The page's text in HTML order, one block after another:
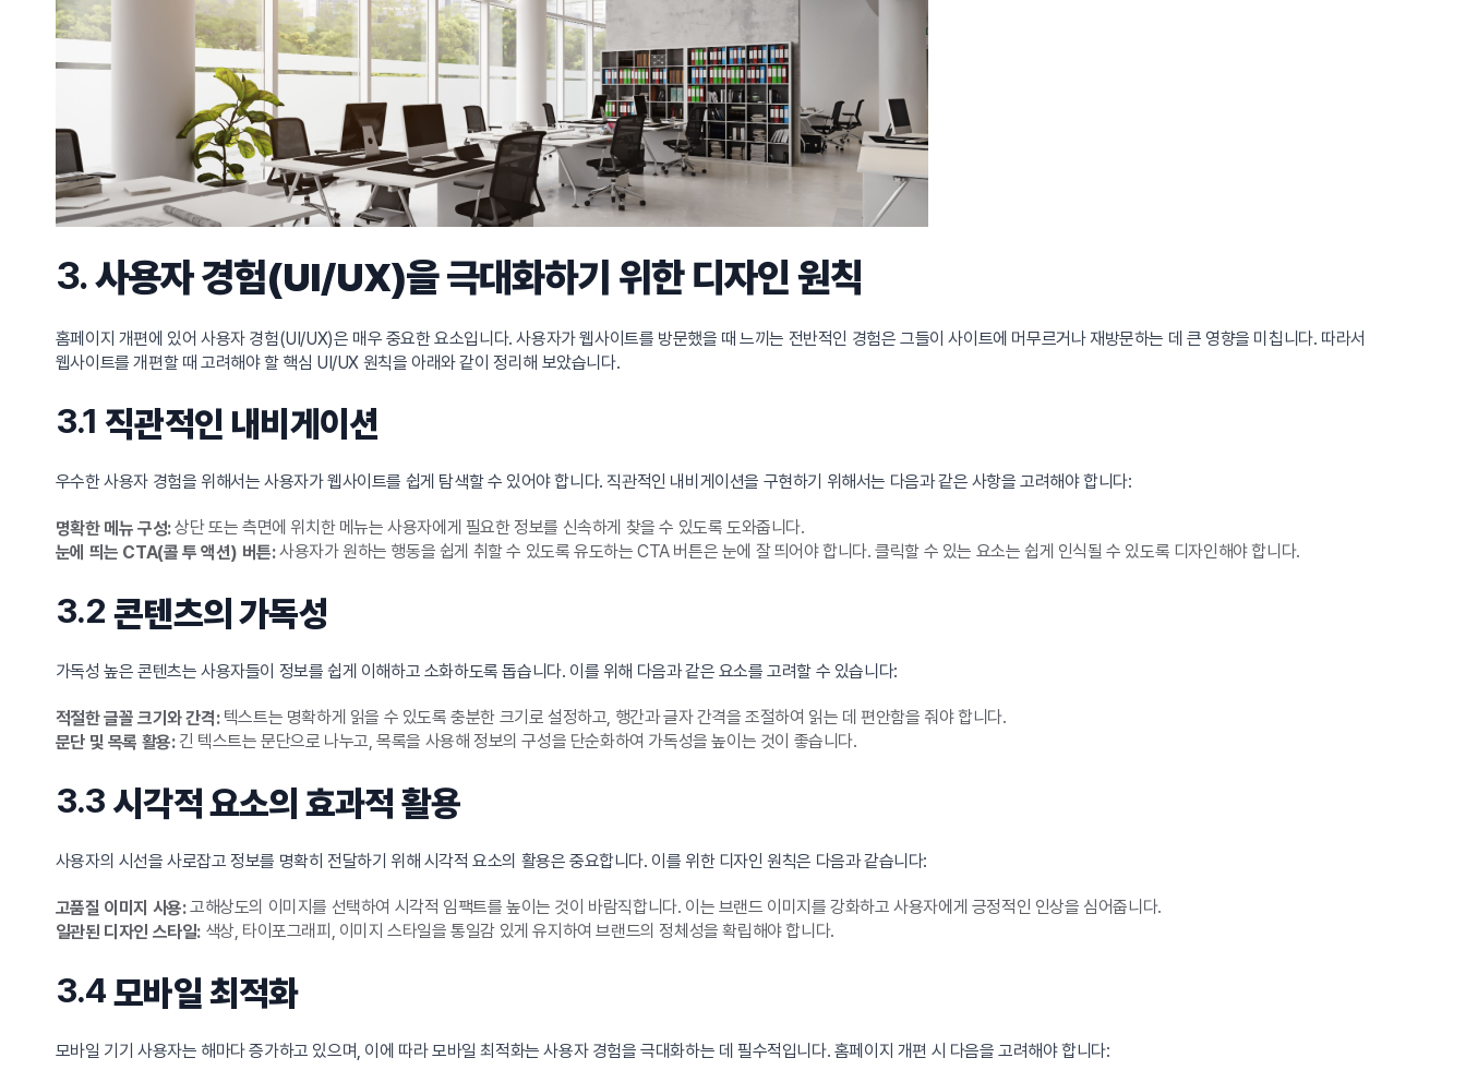
3.사용자 경험(UI/UX)을 극대화하기 위한 디자인 원칙
홈페이지 개편에 있어 사용자 경험(UI/UX)은 매우 중요한 요소입니다. 사용자가 웹사이트를 방문했을 때 느끼는 전반적인 경험은 그들이 사이트에 머무르거나 재방문하는 데 큰 영향을 미칩니다. 따라서
웹사이트를 개편할 때 고려해야 할 핵심 UI/UX 원칙을 아래와 같이 정리해 보았습니다.
3.1 직관적인 내비게이션
우수한 사용자 경험을 위해서는 사용자가 웹사이트를 쉽게 탐색할 수 있어야 합니다. 직관적인 내비게이션을 구현하기 위해서는 다음과 같은 사항을 고려해야 합니다:
명확한 메뉴 구성:상단 또는 측면에 위치한 메뉴는 사용자에게 필요한 정보를 신속하게 찾을 수 있도록 도와줍니다.
눈에 띄는 CTA(콜 투 액션) 버튼:사용자가 원하는 행동을 쉽게 취할 수 있도록 유도하는 CTA 버튼은 눈에 잘 띄어야 합니다. 클릭할 수 있는 요소는 쉽게 인식될 수 있도록 디자인해야 합니다.
3.2콘텐츠의 가독성
가독성 높은 콘텐츠는 사용자들이 정보를 쉽게 이해하고 소화하도록 돕습니다. 이를 위해 다음과 같은 요소를 고려할 수 있습니다:
적절한 글꼴 크기와 간격:텍스트는 명확하게 읽을 수 있도록 충분한 크기로 설정하고, 행간과 글자 간격을 조절하여 읽는 데 편안함을 줘야 합니다.
문단 및 목록 활용:긴 텍스트는 문단으로 나누고, 목록을 사용해 정보의 구성을 단순화하여 가독성을 높이는 것이 좋습니다.
3.3시각적 요소의 효과적 활용
사용자의 시선을 사로잡고 정보를 명확히 전달하기 위해 시각적 요소의 활용은 중요합니다. 이를 위한 디자인 원칙은 다음과 같습니다:
고품질 이미지 사용:고해상도의 이미지를 선택하여 시각적 임팩트를 높이는 것이 바람직합니다. 이는 브랜드 이미지를 강화하고 사용자에게 긍정적인 인상을 심어줍니다.
일관된 디자인 스타일:색상, 타이포그래피, 이미지 스타일을 통일감 있게 유지하여 브랜드의 정체성을 확립해야 합니다.
3.4모바일 최적화
모바일 기기 사용자는 해마다 증가하고 있으며, 이에 따라 모바일 최적화는 사용자 경험을 극대화하는 데 필수적입니다. 홈페이지 개편 시 다음을 고려해야 합니다: